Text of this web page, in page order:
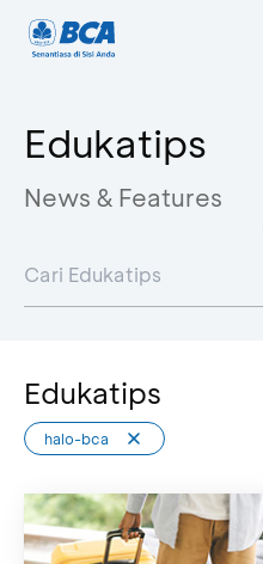
Edukatips
News & Features
Edukatips
halo-bca